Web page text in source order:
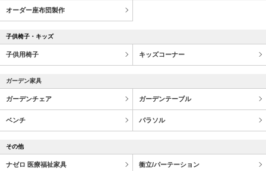
オーダー座布団製作
子供椅子・キッズ
子供用椅子 キッズコーナー
ガーデン家具
ガーデンチェア ガーデンテーブル
ベンチ パラソル
その他
ナゼロ 医療福祉家具 衝立/パーテーション